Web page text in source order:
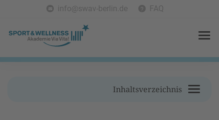
info@swav-berlin.de FAQ
Inhaltsverzeichnis